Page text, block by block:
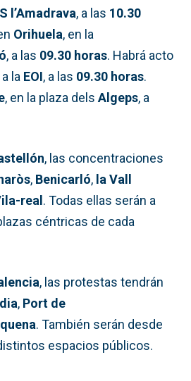
l’Amadrava, a las 10.30
Orihuela, en la
, a las 09.30 horas. Habrá acto
la EOI, a las 09.30 horas.
, en la plaza dels Algeps, a
, las concentraciones
, Benicarló, la Vall
real. Todas ellas serán a
céntricas de cada
, las protestas tendrán
, Port de
. También serán desde
espacios públicos.